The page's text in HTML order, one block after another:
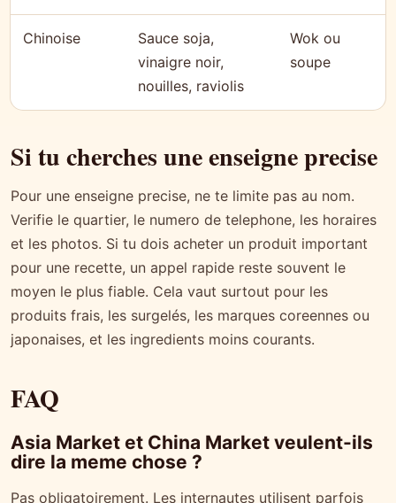
Chinoise
Sauce soja,
vinaigre noir,
nouilles, raviolis
Wok ou
soupe
Si tu cherches une enseigne precise
Pour une enseigne precise, ne te limite pas au nom.
Verifie le quartier, le numero de telephone, les horaires
et les photos. Si tu dois acheter un produit important
pour une recette, un appel rapide reste souvent le
moyen le plus fiable. Cela vaut surtout pour les
produits frais, les surgelés, les marques coreennes ou
japonaises, et les ingredients moins courants.
FAQ
Asia Market et China Market veulent-ils
dire la meme chose ?
Pas obligatoirement. Les internautes utilisent parfois